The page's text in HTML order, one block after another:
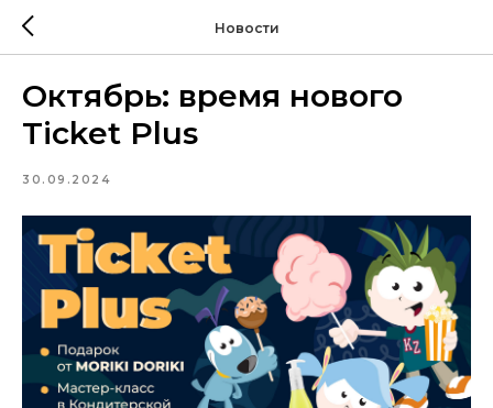
Новости
Октябрь: время нового
Ticket Plus
30.09.2024